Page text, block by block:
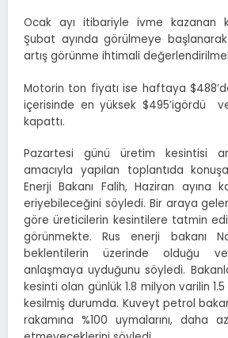
Ocak ayı itibariyle ivme kazanan
Şubat ayında görülmeye
artış görünme ihtimali
Motorin ton fiyatı ise haftaya
içerisinde en yüksek $495’igördü
kapattı.
Pazartesi günü üretim kesintisi
amacıyla yapılan toplantıda
Enerji Bakanı Falih, Haziran ayına
eriyebileceğini söyledi. Bir araya
göre üreticilerin kesintilere tatmin
görünmekte. Rus enerji bakanı
beklentilerin üzerinde olduğu
anlaşmaya uyduğunu söyledi.
kesinti olan günlük 1.8 milyon varilin
kesilmiş durumda. Kuveyt petrol
rakamına %100 uymalarını, daha